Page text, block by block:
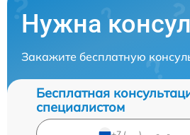
Нужна
Закажите бесплатную
Бесплатная
специалистом